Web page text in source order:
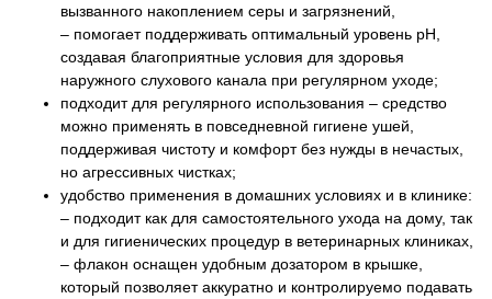
вызванного накоплением серы и загрязнений,
– помогает поддерживать оптимальный уровень pH,
создавая благоприятные условия для здоровья
наружного слухового канала при регулярном уходе;
подходит для регулярного использования – средство
можно применять в повседневной гигиене ушей,
поддерживая чистоту и комфорт без нужды в нечастых,
но агрессивных чистках;
удобство применения в домашних условиях и в клинике:
– подходит как для самостоятельного ухода на дому, так
и для гигиенических процедур в ветеринарных клиниках,
– флакон оснащен удобным дозатором в крышке,
который позволяет аккуратно и контролируемо подавать